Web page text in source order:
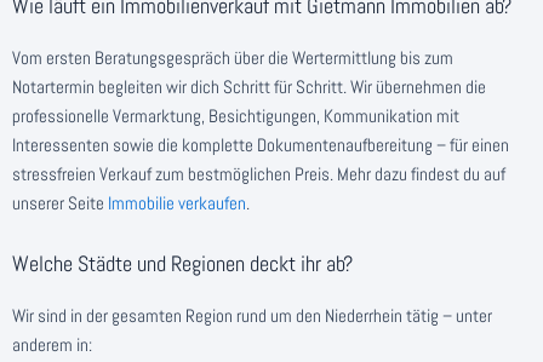
Wie läuft ein Immobilienverkauf mit Gietmann Immobilien ab?
Vom ersten Beratungsgespräch über die Wertermittlung bis zum
Notartermin begleiten wir dich Schritt für Schritt. Wir übernehmen die
professionelle Vermarktung, Besichtigungen, Kommunikation mit
Interessenten sowie die komplette Dokumentenaufbereitung – für einen
stressfreien Verkauf zum bestmöglichen Preis. Mehr dazu findest du auf
unserer Seite Immobilie verkaufen.
Welche Städte und Regionen deckt ihr ab?
Wir sind in der gesamten Region rund um den Niederrhein tätig – unter
anderem in: